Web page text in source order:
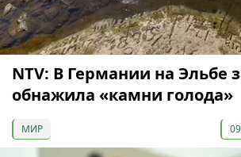
NTV: В Германии на Эльбе
обнажила «камни голода»
МИР